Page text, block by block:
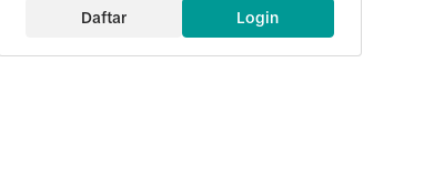
Daftar Login